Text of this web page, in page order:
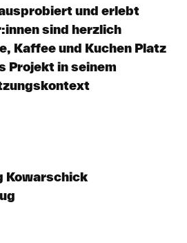
und erlebt
sind herzlich
Kaffee und Kuchen Platz
Projekt in seinem
Kowarschick